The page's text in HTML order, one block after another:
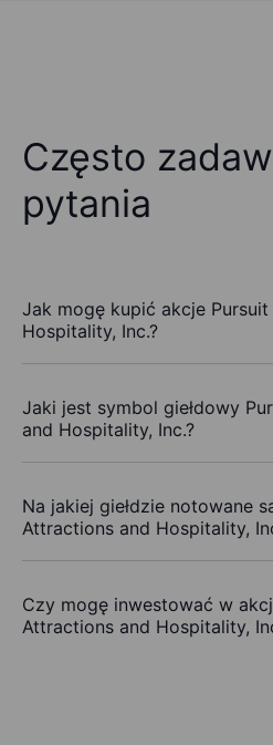
Często
pytania
Jak mogę kupić akcje
Hospitality, Inc.?
Jaki jest symbol giełdowy
and Hospitality, Inc.?
Na jakiej giełdzie notowane
Attractions and Hospitality,
Czy mogę inwestować w
Attractions and Hospitality,